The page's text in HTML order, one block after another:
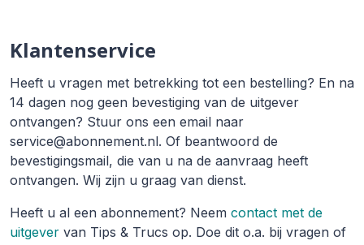
Klantenservice
Heeft u vragen met betrekking tot een bestelling? En na
14 dagen nog geen bevestiging van de uitgever
ontvangen? Stuur ons een email naar
service@abonnement.nl. Of beantwoord de
bevestigingsmail, die van u na de aanvraag heeft
ontvangen. Wij zijn u graag van dienst.
Heeft u al een abonnement? Neem contact met de
uitgever van Tips & Trucs op. Doe dit o.a. bij vragen of